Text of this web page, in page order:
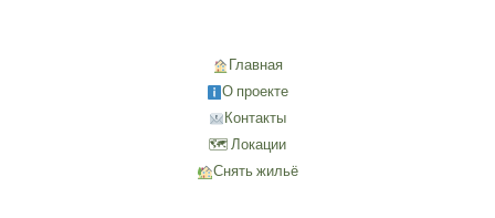
Главная
О проекте
Контакты
🗺 Локации
Снять жильё